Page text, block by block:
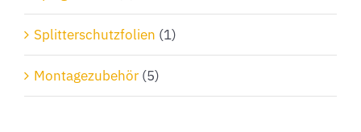
Splitterschutzfolien (1)
Montagezubehör (5)